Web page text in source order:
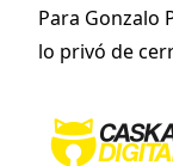
Para Gonzalo
lo privó de